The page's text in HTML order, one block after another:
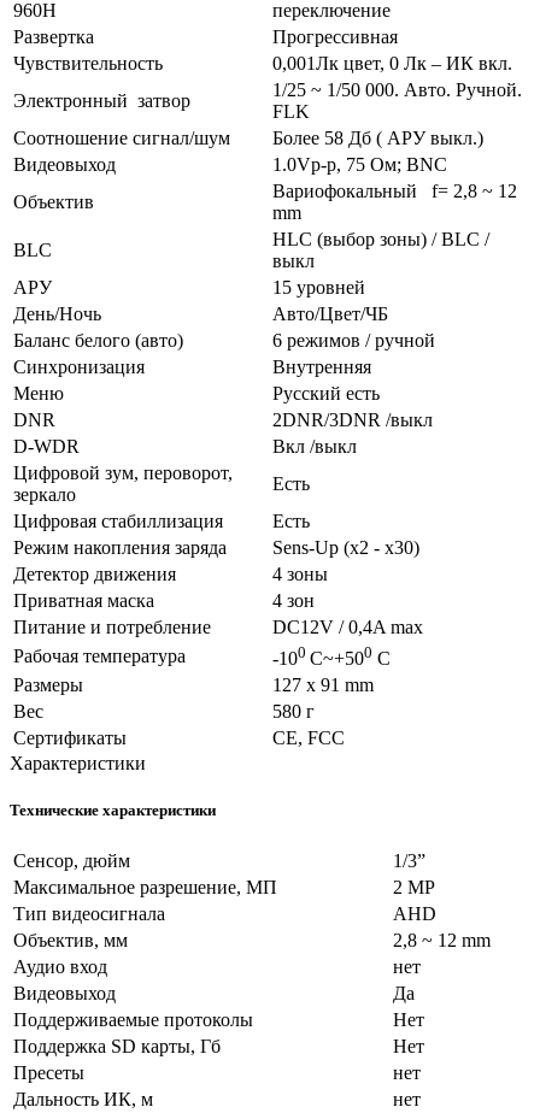
960H
переключение
Развертка
Прогрессивная
Чувствительность
0,001Лк цвет, 0 Лк – ИК вкл.
Электронный затвор
1/25 ~ 1/50 000. Авто. Ручной.
FLK
Соотношение сигнал/шум
Более 58 Дб ( АРУ выкл.)
Видеовыход
1.0Vp-p, 75 Ом; BNC
Объектив
Вариофокальный f= 2,8 ~ 12
mm
BLC
HLC (выбор зоны) / BLC /
выкл
АРУ
15 уровней
День/Ночь
Авто/Цвет/ЧБ
Баланс белого (авто)
6 режимов / ручной
Синхронизация
Внутренняя
Меню
Русский есть
DNR
2DNR/3DNR /выкл
D-WDR
Вкл /выкл
Цифровой зум, пероворот,
зеркало
Есть
Цифровая стабиллизация
Есть
Режим накопления заряда
Sens-Up (х2 - х30)
Детектор движения
4 зоны
Приватная маска
4 зон
Питание и потребление
DC12V / 0,4A max
Рабочая температура
-100 C~+500 C
Размеры
127 x 91 mm
Вес
580 г
Сертификаты
CE, FCC
Характеристики
Технические характеристики
Сенсор, дюйм
1/3”
Максимальное разрешение, МП
2 MP
Тип видеосигнала
AHD
Объектив, мм
2,8 ~ 12 mm
Аудио вход
нет
Видеовыход
Да
Поддерживаемые протоколы
Нет
Поддержка SD карты, Гб
Нет
Пресеты
нет
Дальность ИК, м
нет